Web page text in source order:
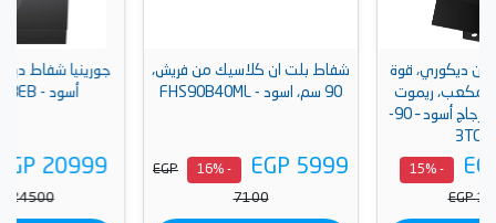
كنترول ،90 سم، زجاج أسود – 90-
شفاط بلت ان كلاسيك من فريش،
90 سم، اسود - FHS90B40ML
EGP 5999
- 16%
EGP
جورينيا شفاط ديكوري، 60 سم،
أسود - PWHI648EB
EGP 20999
- 15%